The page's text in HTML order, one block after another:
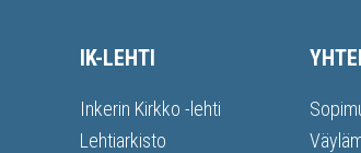
IK-LEHTI
Inkerin Kirkko -lehti
Lehtiarkisto